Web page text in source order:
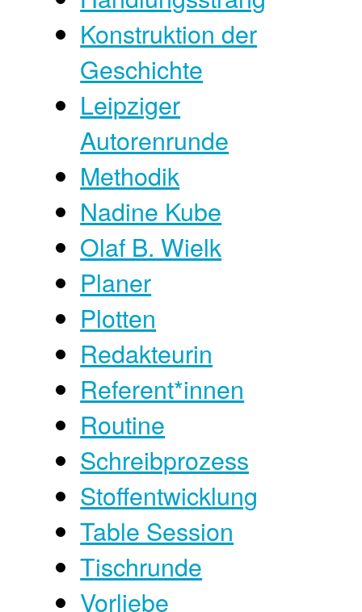
Konstruktion der
Geschichte
Leipziger
Autorenrunde
Methodik
Nadine Kube
Olaf B. Wielk
Planer
Plotten
Redakteurin
Referent*innen
Routine
Schreibprozess
Stoffentwicklung
Table Session
Tischrunde
Vorliebe